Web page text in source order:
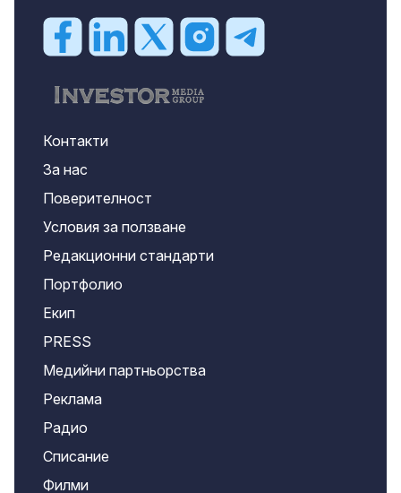
Контакти
За нас
Поверителност
Условия за ползване
Редакционни стандарти
Портфолио
Екип
PRESS
Медийни партньорства
Реклама
Радио
Списание
Филми